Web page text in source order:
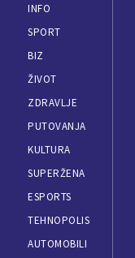
INFO
SPORT
BIZ
ŽIVOT
ZDRAVLJE
PUTOVANJA
KULTURA
SUPERŽENA
ESPORTS
TEHNOPOLIS
AUTOMOBILI